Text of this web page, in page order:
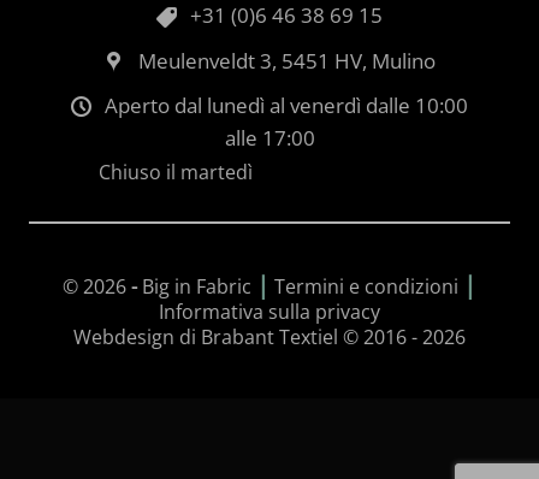
+31 (0)6 46 38 69 15
Meulenveldt 3, 5451 HV, Mulino
Aperto dal lunedì al venerdì dalle 10:00
alle 17:00
Chiuso il martedì
© 2026-Big in Fabric | Termini e condizioni |
Informativa sulla privacy
Webdesign di Brabant Textiel © 2016 - 2026